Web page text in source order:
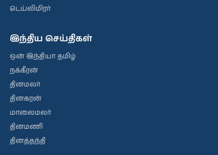
டெய்லிமிரர்
இந்திய செய்திகள்
ஒன் இந்தியா தமிழ்
நக்கீரன்
தினமலர்
தினகரன்
மாலைமலர்
தினமணி
தினத்தந்தி